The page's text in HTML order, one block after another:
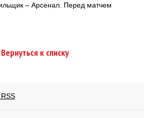
– Арсенал. Перед матчем
Вернуться к списку